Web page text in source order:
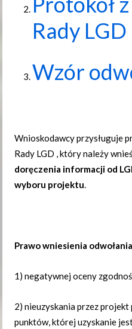
Rady LGD
Wzór
Wnioskodawcy przysługuje
Rady LGD , który należy
doręczenia informacji od
wyboru projektu.
Prawo wniesienia
1) negatywnej oceny
2) nieuzyskania przez
punktów, której uzyskanie